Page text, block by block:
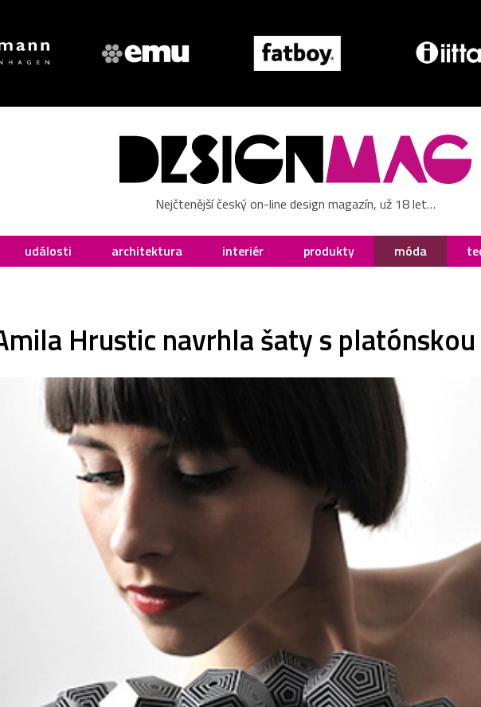
Nejčtenější český on-line design magazín, už 18 let…
události architektura interiér produkty móda
Hrustic navrhla šaty s